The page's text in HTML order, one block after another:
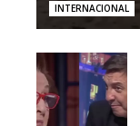
INTERNACIONAL